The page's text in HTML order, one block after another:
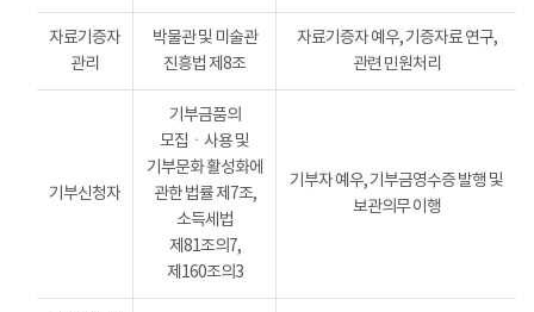
자료기증자
관리
박물관 및 미술관
진흥법 제8조
자료기증자 예우, 기증자료 연구,
관련 민원처리
기부신청자
기부금품의
모집ㆍ사용 및
기부문화 활성화에
관한 법률 제7조,
소득세법
제81조의7,
제160조의3
기부자 예우, 기부금영수증 발행 및
보관의무 이행